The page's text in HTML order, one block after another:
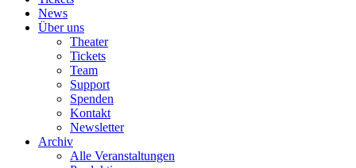
News
Über uns
Theater
Tickets
Team
Support
Spenden
Kontakt
Newsletter
Archiv
Alle Veranstaltungen